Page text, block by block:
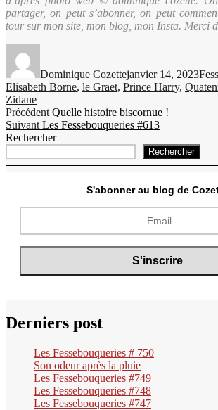
partager, on peut s’abonner, on peut
tour sur mon site, mon blog, mon Insta. Merci
Dominique Cozettejanvier 14, 2023
Elisabeth Borne, le Graet, Prince Harry,
Zidane
Navigation
de
Précédent Publication
précédente :
Quelle histoire biscornue !
Suivant Publication
suivante :
Les Fessebouqueries #613
Rechercher
Rechercher
S'abonner au blog de
Derniers post
Les Fessebouqueries # 750
Son odeur après la pluie
Les Fessebouqueries #749
Les Fessebouqueries #748
Les Fessebouqueries #747